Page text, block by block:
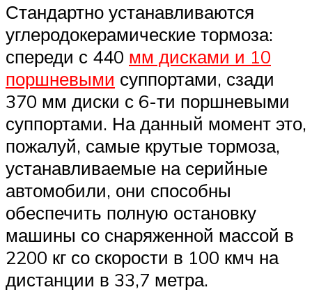
Стандартно устанавливаются
углеродокерамические тормоза:
спереди с 440 мм дисками и 10
поршневыми суппортами, сзади
370 мм диски с 6-ти поршневыми
суппортами. На данный момент это,
пожалуй, самые крутые тормоза,
устанавливаемые на серийные
автомобили, они способны
обеспечить полную остановку
машины со снаряженной массой в
2200 кг со скорости в 100 кмч на
дистанции в 33,7 метра.